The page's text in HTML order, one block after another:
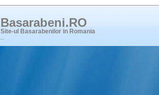
Basarabeni.RO
Site-ul Basarabenilor in Romania